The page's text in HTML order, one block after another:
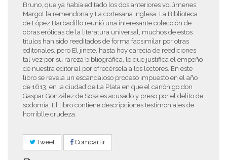
Bruno, que ya había editado los dos anteriores volúmenes:
Margot la remendona y La cortesana inglesa. La Biblioteca
de López Barbadillo reunió una interesante colección de
obras eróticas de la literatura universal, muchos de estos
títulos han sido reeditados de forma facsimilar por otras
editoriales, pero El jinete, hasta hoy carecía de reediciones
tal vez por su rareza bibliográfica, lo que justifica el empeño
de nuestra editorial por ofrecérsela a los lectores. En este
libro se revela un escandaloso proceso impuesto en el año
de 1613, en la ciudad de La Plata en que el canónigo don
Gaspar González de Sosa es acusado y preso por el delito de
sodomía. El libro contiene descripciones testimoniales de
horriblle crudeza.
Tweet Compartir